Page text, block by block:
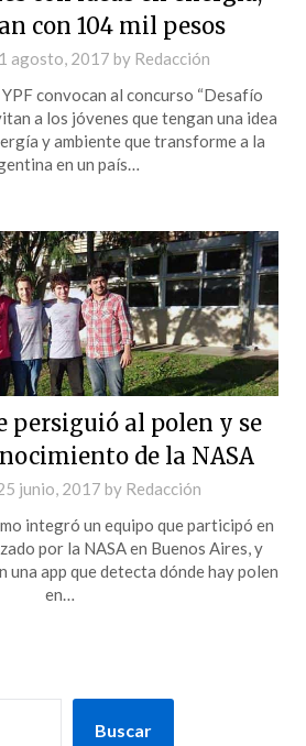
con 104 mil pesos
agosto, 2017 by Redacción
convocan al concurso “Desafío
a los jóvenes que tengan una idea
y ambiente que transforme a la
en un país…
persiguió al polen y se
de la NASA
junio, 2017 by Redacción
integró un equipo que participó en
por la NASA en Buenos Aires, y
una app que detecta dónde hay polen
en…
Buscar